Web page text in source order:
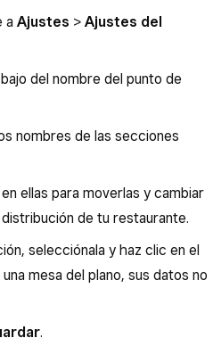
a Ajustes > Ajustes del
del nombre del punto de
nombres de las secciones
ellas para moverlas y cambiar
de tu restaurante.
selecciónala y haz clic en el
mesa del plano, sus datos no
.